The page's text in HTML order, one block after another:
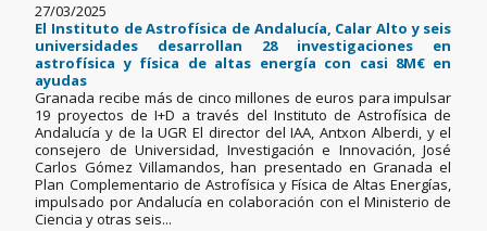
27/03/2025
El Instituto de Astrofísica de Andalucía, Calar Alto y seis
universidades desarrollan 28 investigaciones en
astrofísica y física de altas energía con casi 8M€ en
ayudas
Granada recibe más de cinco millones de euros para impulsar
19 proyectos de I+D a través del Instituto de Astrofísica de
Andalucía y de la UGR El director del IAA, Antxon Alberdi, y el
consejero de Universidad, Investigación e Innovación, José
Carlos Gómez Villamandos, han presentado en Granada el
Plan Complementario de Astrofísica y Física de Altas Energías,
impulsado por Andalucía en colaboración con el Ministerio de
Ciencia y otras seis...